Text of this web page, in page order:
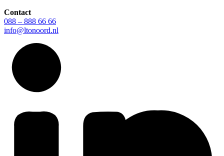
Contact
088 – 888 66 66
info@ltonoord.nl